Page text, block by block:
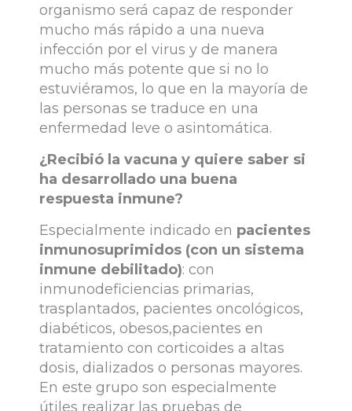
organismo será capaz de responder
mucho más rápido a una nueva
infección por el virus y de manera
mucho más potente que si no lo
estuviéramos, lo que en la mayoría de
las personas se traduce en una
enfermedad leve o asintomática.
¿Recibió la vacuna y quiere saber si
ha desarrollado una buena
respuesta inmune?
Especialmente indicado en pacientes
inmunosuprimidos (con un sistema
inmune debilitado): con
inmunodeficiencias primarias,
trasplantados, pacientes oncológicos,
diabéticos, obesos,pacientes en
tratamiento con corticoides a altas
dosis, dializados o personas mayores.
En este grupo son especialmente
útiles realizar las pruebas de